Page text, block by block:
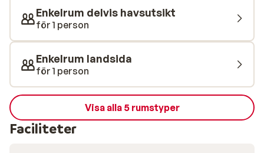
Enkelrum delvis havsutsikt
för 1 person
Enkelrum landsida
för 1 person
Visa alla 5 rumstyper
Faciliteter